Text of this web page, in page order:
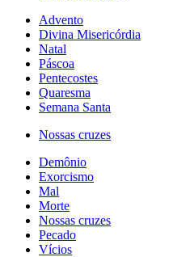
Advento
Divina Misericórdia
Natal
Páscoa
Pentecostes
Quaresma
Semana Santa
Nossas cruzes
Demônio
Exorcismo
Mal
Morte
Nossas cruzes
Pecado
Vícios